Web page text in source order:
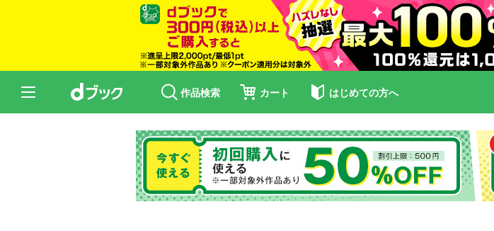
作品検索 カート はじめての方へ